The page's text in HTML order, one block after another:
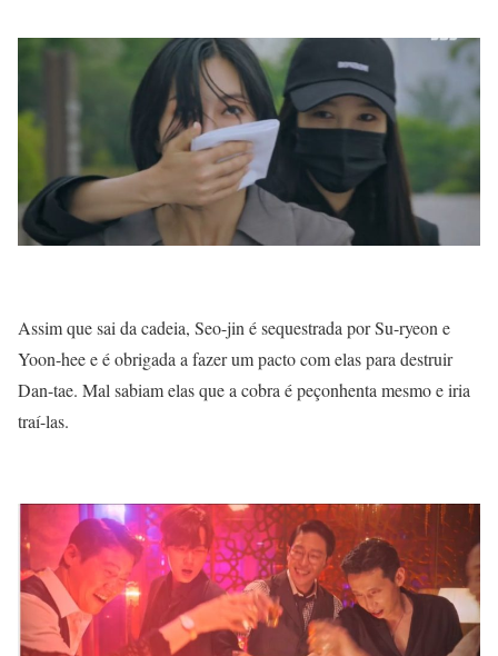
Assim que sai da cadeia, Seo-jin é sequestrada por Su-ryeon e
Yoon-hee e é obrigada a fazer um pacto com elas para destruir
Dan-tae. Mal sabiam elas que a cobra é peçonhenta mesmo e iria
traí-las.